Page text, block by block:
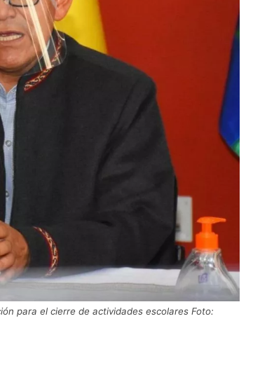
para el cierre de actividades escolares Foto: